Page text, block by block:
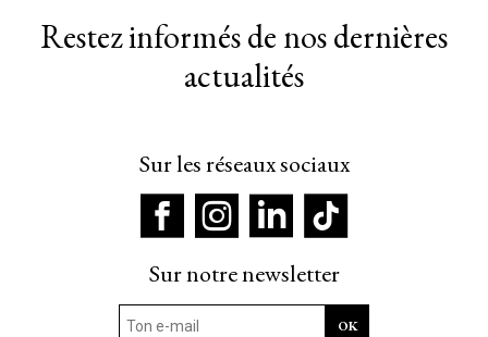
Restez informés de nos dernières
actualités
Sur les réseaux sociaux
Sur notre newsletter